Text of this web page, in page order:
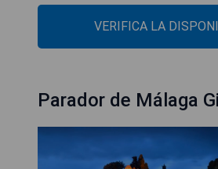
VERIFICA LA
Parador de Málaga